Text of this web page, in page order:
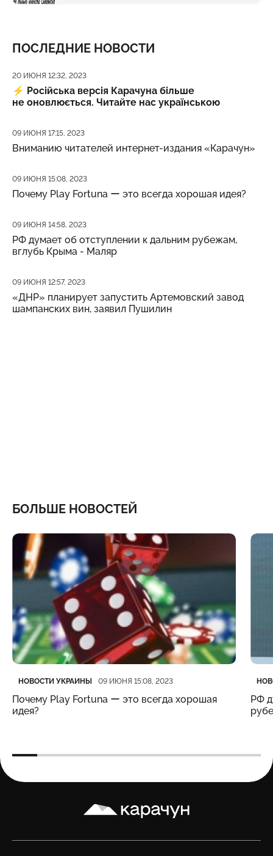
ПОСЛЕДНИЕ НОВОСТИ
Дата публикации
20 ИЮНЯ 12:32, 2023
⚡️ Російська версія Карачуна більше
не оновлюється. Читайте нас українською
Дата публикации
09 ИЮНЯ 17:15, 2023
Вниманию читателей интернет-издания «Карачун»
Дата публикации
09 ИЮНЯ 15:08, 2023
Почему Play Fortuna ー это всегда хорошая идея?
Дата публикации
09 ИЮНЯ 14:58, 2023
РФ думает об отступлении к дальним рубежам,
вглубь Крыма - Маляр
Дата публикации
09 ИЮНЯ 12:57, 2023
«ДНР» планирует запустить Артемовский завод
шампанских вин, заявил Пушилин
БОЛЬШЕ НОВОСТЕЙ
Категория
НОВОСТИ УКРАИНЫ
Дата публикации 09 ИЮНЯ 15:08, 2023
Почему Play Fortuna ー это всегда хорошая
идея?
РФ
Карачун